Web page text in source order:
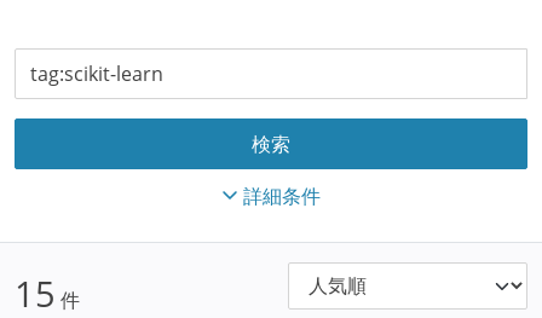
詳細条件
15 件